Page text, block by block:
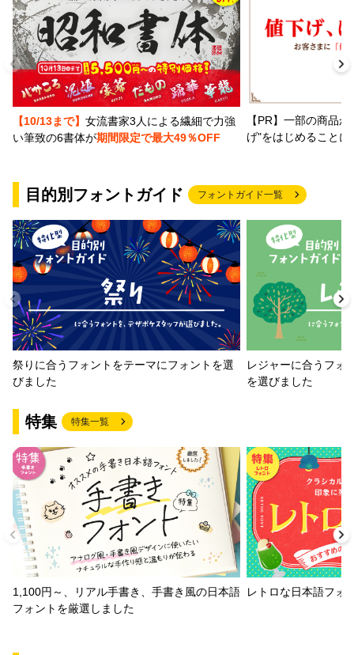
【10/13まで】 女流書家3人による繊細で力強
い筆致の6書体が期間限定で最大49％OFF
【PR】一部の商品
げ"をはじめること
目的別フォントガイド フォントガイド一覧
祭りに合うフォントをテーマにフォントを選
びました
レジャーに合うフォ
を選びました
特集 特集一覧
1,100円～、リアル手書き、手書き風の日本語
フォントを厳選しました
レトロな日本語フォ